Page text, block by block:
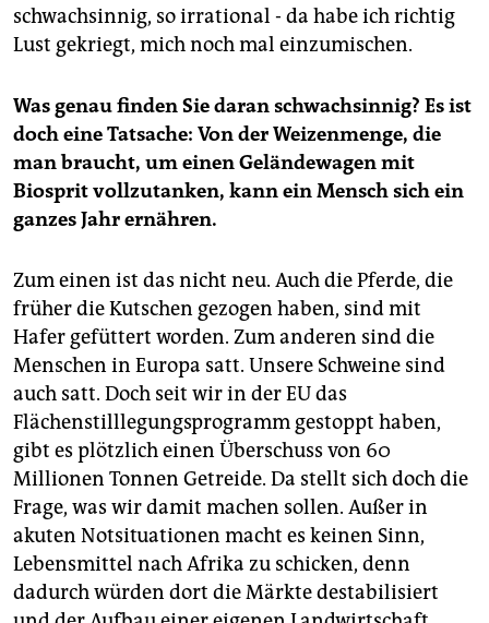
schwachsinnig, so irrational - da habe ich richtig
Lust gekriegt, mich noch mal einzumischen.
Was genau finden Sie daran schwachsinnig? Es ist
doch eine Tatsache: Von der Weizenmenge, die
man braucht, um einen Geländewagen mit
Biosprit vollzutanken, kann ein Mensch sich ein
ganzes Jahr ernähren.
Zum einen ist das nicht neu. Auch die Pferde, die
früher die Kutschen gezogen haben, sind mit
Hafer gefüttert worden. Zum anderen sind die
Menschen in Europa satt. Unsere Schweine sind
auch satt. Doch seit wir in der EU das
Flächenstilllegungsprogramm gestoppt haben,
gibt es plötzlich einen Überschuss von 60
Millionen Tonnen Getreide. Da stellt sich doch die
Frage, was wir damit machen sollen. Außer in
akuten Notsituationen macht es keinen Sinn,
Lebensmittel nach Afrika zu schicken, denn
dadurch würden dort die Märkte destabilisiert